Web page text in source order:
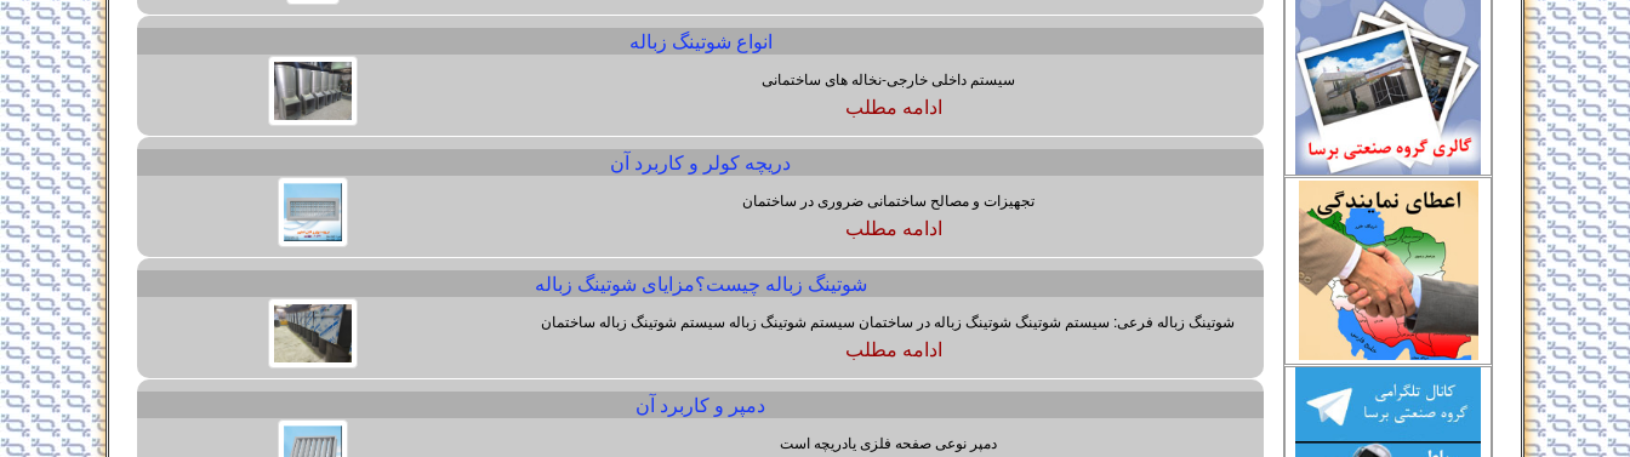
انواع شوتینگ زباله
سیستم داخلی خارجی-نخاله های ساختمانی
ادامه مطلب
دریچه کولر و کاربرد آن
تجهیزات و مصالح ساختمانی ضروری در ساختمان
ادامه مطلب
شوتینگ زباله چیست؟مزایای شوتینگ زباله
شوتینگ زباله فرعی: سیستم شوتینگ شوتینگ زباله در ساختمان سیستم شوتینگ زباله سیستم شوتینگ زباله ساختمان
ادامه مطلب
دمپر و کاربرد آن
دمپر نوعی صفحه فلزی یادریچه است